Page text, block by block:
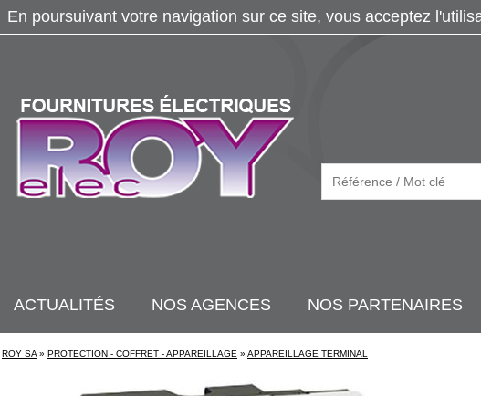
ACTUALITÉS NOS AGENCES NOS PARTENAIRES
ROY SA » PROTECTION - COFFRET - APPAREILLAGE » APPAREILLAGE TERMINAL
En poursuivant votre navigation sur ce site, vous acceptez